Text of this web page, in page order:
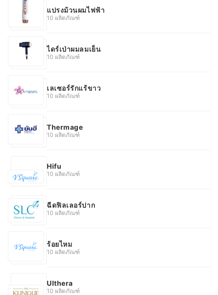
แปรงม้วนผมไฟฟ้า
10 ผลิตภัณฑ์
ไดร์เป่าผมลมเย็น
10 ผลิตภัณฑ์
เลเซอร์รักแร้ขาว
10 ผลิตภัณฑ์
Thermage
10 ผลิตภัณฑ์
Hifu
10 ผลิตภัณฑ์
ฉีดฟิลเลอร์ปาก
10 ผลิตภัณฑ์
ร้อยไหม
10 ผลิตภัณฑ์
Ulthera
10 ผลิตภัณฑ์